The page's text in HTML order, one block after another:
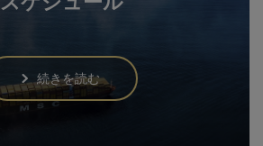
続きを読む